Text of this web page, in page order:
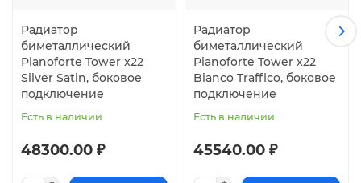
Радиатор
биметаллический
Pianoforte Tower x22
Silver Satin, боковое
подключение
Есть в наличии
48300.00 ₽
Радиатор
биметаллический
Pianoforte Tower x22
Bianco Traffico, боковое
подключение
Есть в наличии
45540.00 ₽